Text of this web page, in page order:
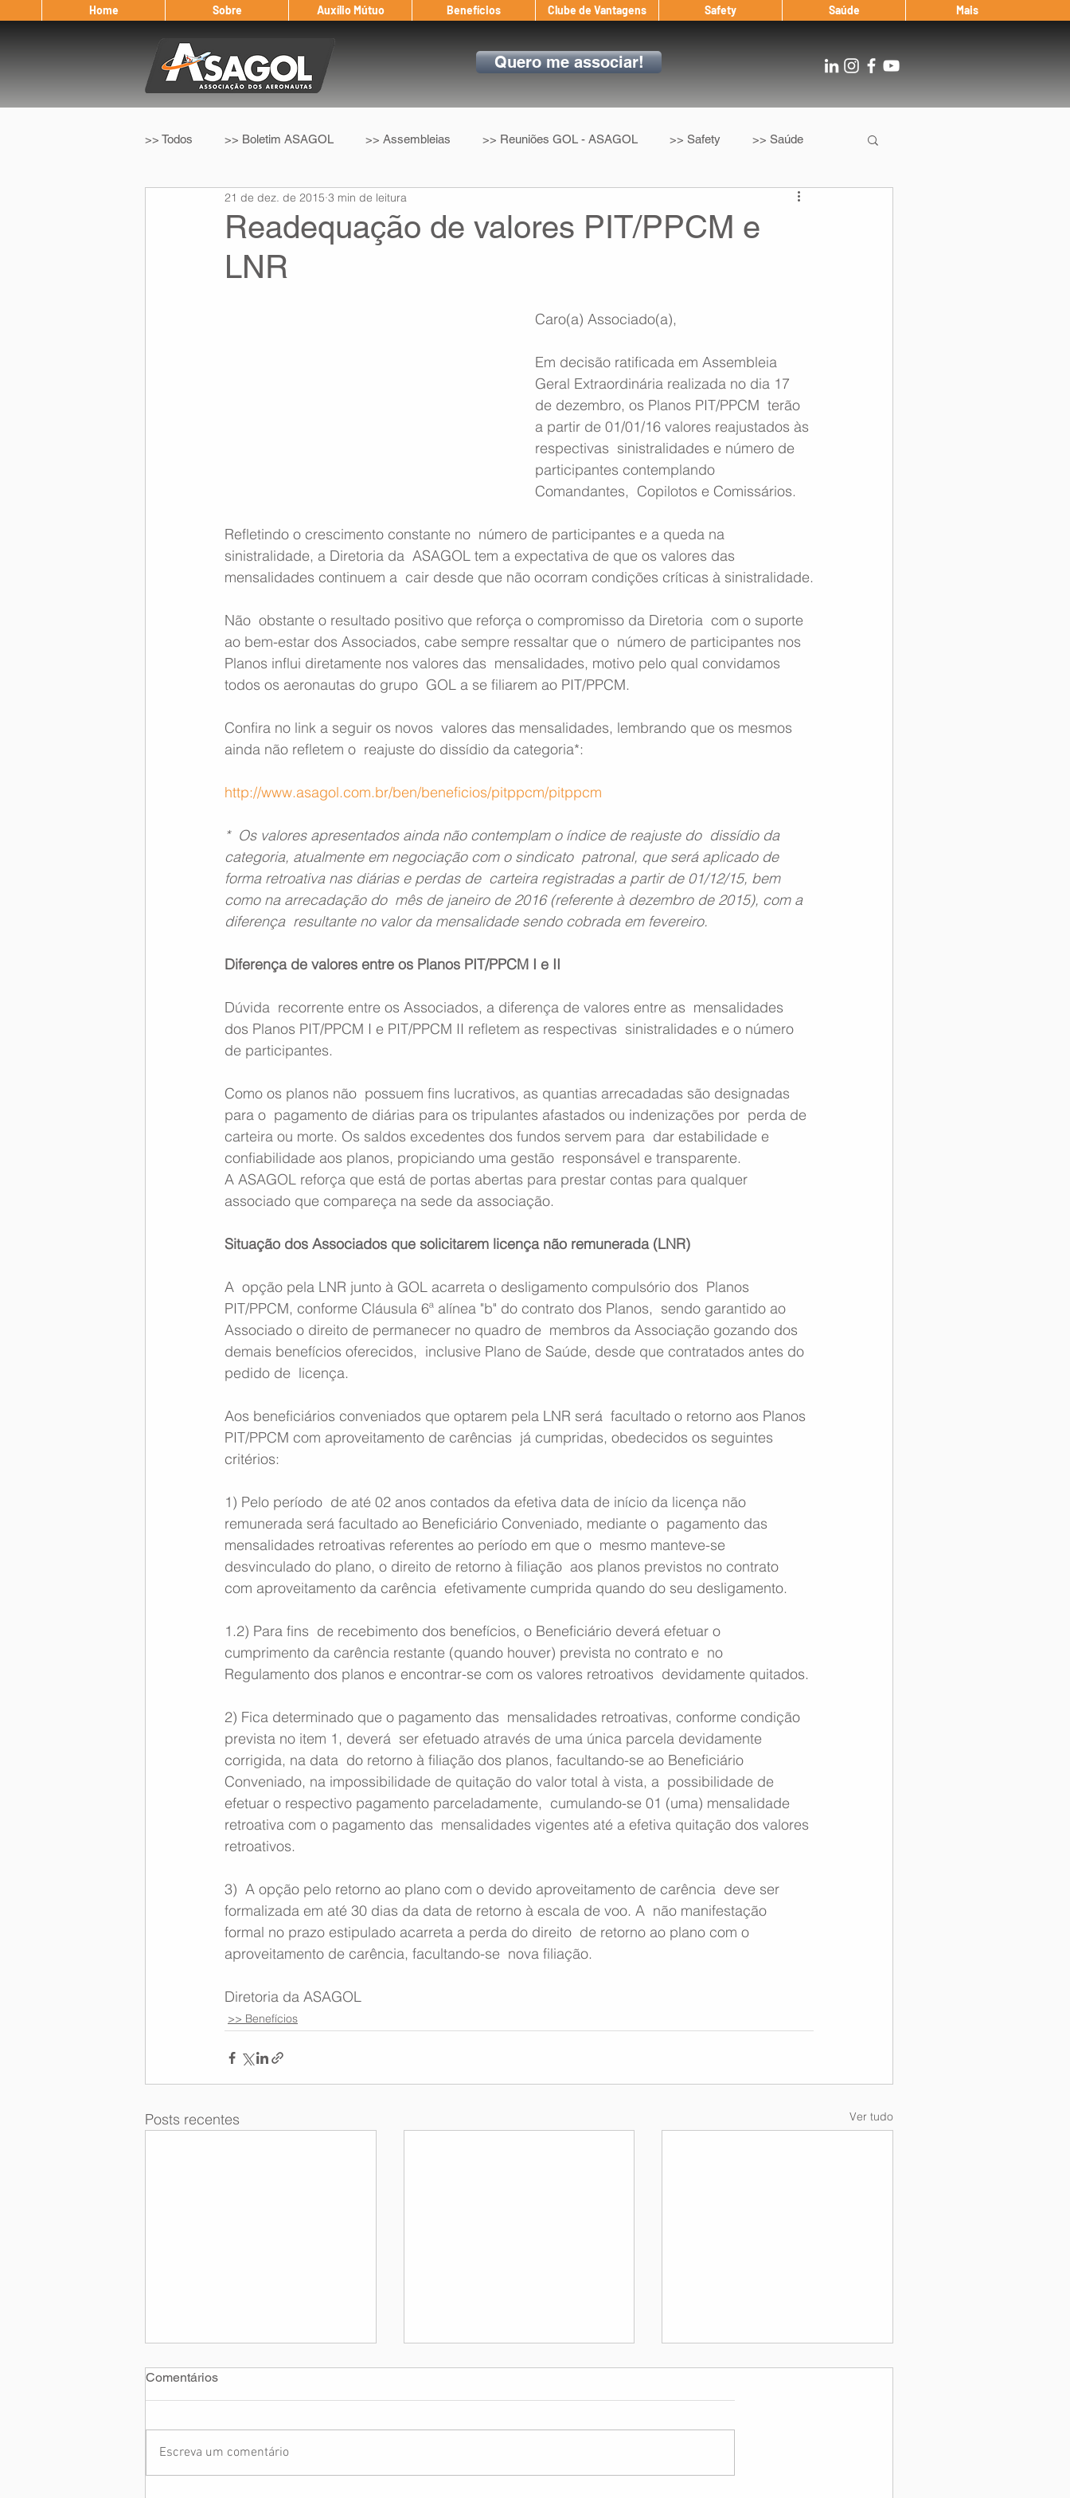
Home Sobre Auxílio Mútuo Benefícios Clube de Vantagens Safety Saúde Mais
Quero me associar!
>> Todos >> Boletim ASAGOL >> Assembleias >> Reuniões GOL - ASAGOL >> Safety >> Saúde
>> Legislação >> IFALPA >> Convenção Coletiva After Landing
Eleição ASAGOL
Teste ICAO Fadigômetro
Readequação de valores PIT/PPCM e
LNR
21 de dez. de 2015 3 min de leitura
Caro(a) Associado(a),
Em decisão ratificada em Assembleia
Geral Extraordinária realizada no dia 17
de dezembro, os Planos PIT/PPCM  terão
a partir de 01/01/16 valores reajustados às
respectivas  sinistralidades e número de
participantes contemplando
Comandantes,  Copilotos e Comissários.
Refletindo o crescimento constante no  número de participantes e a queda na
sinistralidade, a Diretoria da  ASAGOL tem a expectativa de que os valores das
mensalidades continuem a  cair desde que não ocorram condições críticas à sinistralidade.
Não  obstante o resultado positivo que reforça o compromisso da Diretoria  com o suporte
ao bem-estar dos Associados, cabe sempre ressaltar que o  número de participantes nos
Planos influi diretamente nos valores das  mensalidades, motivo pelo qual convidamos
todos os aeronautas do grupo  GOL a se filiarem ao PIT/PPCM.
Confira no link a seguir os novos  valores das mensalidades, lembrando que os mesmos
ainda não refletem o  reajuste do dissídio da categoria*:
http://www.asagol.com.br/ben/beneficios/pitppcm/pitppcm
*  Os valores apresentados ainda não contemplam o índice de reajuste do  dissídio da
categoria, atualmente em negociação com o sindicato  patronal, que será aplicado de
forma retroativa nas diárias e perdas de  carteira registradas a partir de 01/12/15, bem
como na arrecadação do  mês de janeiro de 2016 (referente à dezembro de 2015), com a
diferença  resultante no valor da mensalidade sendo cobrada em fevereiro.
Diferença de valores entre os Planos PIT/PPCM I e II
Dúvida  recorrente entre os Associados, a diferença de valores entre as  mensalidades
dos Planos PIT/PPCM I e PIT/PPCM II refletem as respectivas  sinistralidades e o número
de participantes.
Como os planos não  possuem fins lucrativos, as quantias arrecadadas são designadas
para o  pagamento de diárias para os tripulantes afastados ou indenizações por  perda de
carteira ou morte. Os saldos excedentes dos fundos servem para  dar estabilidade e
confiabilidade aos planos, propiciando uma gestão  responsável e transparente.
A ASAGOL reforça que está de portas abertas para prestar contas para qualquer
associado que compareça na sede da associação.
Situação dos Associados que solicitarem licença não remunerada (LNR)
A  opção pela LNR junto à GOL acarreta o desligamento compulsório dos  Planos
PIT/PPCM, conforme Cláusula 6ª alínea "b" do contrato dos Planos,  sendo garantido ao
Associado o direito de permanecer no quadro de  membros da Associação gozando dos
demais benefícios oferecidos,  inclusive Plano de Saúde, desde que contratados antes do
pedido de  licença.
Aos beneficiários conveniados que optarem pela LNR será  facultado o retorno aos Planos
PIT/PPCM com aproveitamento de carências  já cumpridas, obedecidos os seguintes
critérios:
1) Pelo período  de até 02 anos contados da efetiva data de início da licença não
remunerada será facultado ao Beneficiário Conveniado, mediante o  pagamento das
mensalidades retroativas referentes ao período em que o  mesmo manteve-se
desvinculado do plano, o direito de retorno à filiação  aos planos previstos no contrato
com aproveitamento da carência  efetivamente cumprida quando do seu desligamento.
1.2) Para fins  de recebimento dos benefícios, o Beneficiário deverá efetuar o
cumprimento da carência restante (quando houver) prevista no contrato e  no
Regulamento dos planos e encontrar-se com os valores retroativos  devidamente quitados.
2) Fica determinado que o pagamento das  mensalidades retroativas, conforme condição
prevista no item 1, deverá  ser efetuado através de uma única parcela devidamente
corrigida, na data  do retorno à filiação dos planos, facultando-se ao Beneficiário
Conveniado, na impossibilidade de quitação do valor total à vista, a  possibilidade de
efetuar o respectivo pagamento parceladamente,  cumulando-se 01 (uma) mensalidade
retroativa com o pagamento das  mensalidades vigentes até a efetiva quitação dos valores
retroativos.
3)  A opção pelo retorno ao plano com o devido aproveitamento de carência  deve ser
formalizada em até 30 dias da data de retorno à escala de voo. A  não manifestação
formal no prazo estipulado acarreta a perda do direito  de retorno ao plano com o
aproveitamento de carência, facultando-se  nova filiação.
Diretoria da ASAGOL
>> Benefícios
Posts recentes Ver tudo
Comentários
Escreva um comentário